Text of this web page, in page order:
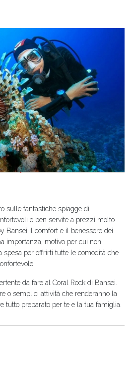
sulle fantastiche spiagge di
e ben servite a prezzi molto
Bansei il comfort e il benessere dei
importanza, motivo per cui non
spesa per offrirti tutte le comodità che
da fare al Coral Rock di Bansei.
o semplici attività che renderanno la
tutto preparato per te e la tua famiglia.